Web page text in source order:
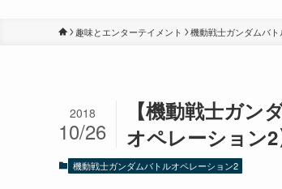
趣味とエンターテイメント 機動戦士ガンダムバ
【機動戦士ガ
オペレーション2
2018
10/26
機動戦士ガンダムバトルオペレーション2